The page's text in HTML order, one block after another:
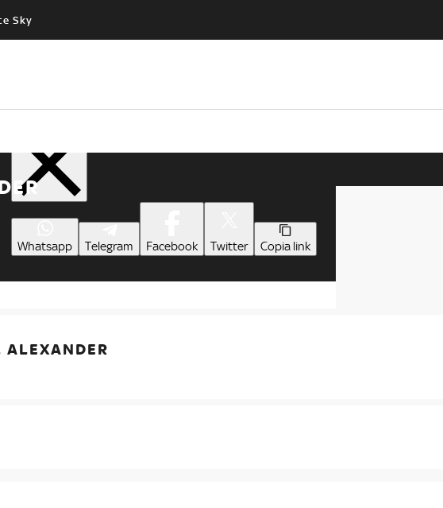
Sky
Whatsapp Telegram Facebook Twitter Copia link